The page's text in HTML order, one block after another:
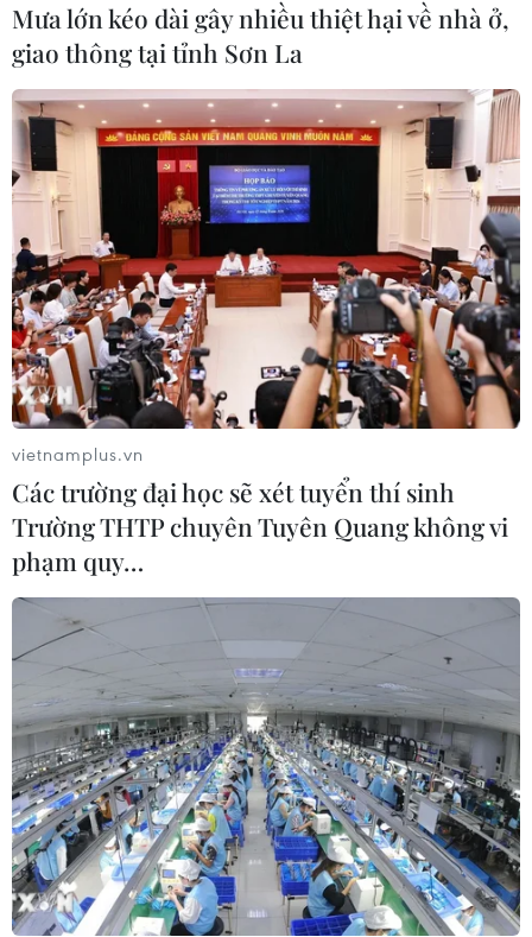
#CPI #dịch vụ y tế
#dịch tả lợn châu Phi
#thời tiết nắng nóng
#Tổng cục Thống kê
Theo dõi VietnamPlus
TIN LIÊN QUAN
Mưa lớn kéo dài gây nhiều thiệt hại về nhà ở,
giao thông tại tỉnh Sơn La
vietnamplus.vn
Các trường đại học sẽ xét tuyển thí sinh
Trường THTP chuyên Tuyên Quang không vi
phạm quy…